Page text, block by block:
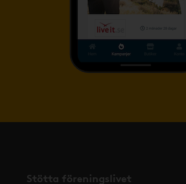
Stötta föreningslivet